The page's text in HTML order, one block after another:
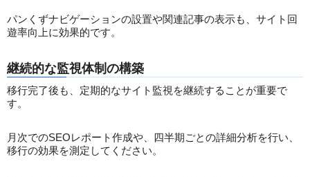
パンくずナビゲーションの設置や関連記事の表示も、サイト回
遊率向上に効果的です。
継続的な監視体制の構築
移行完了後も、定期的なサイト監視を継続することが重要で
す。
月次でのSEOレポート作成や、四半期ごとの詳細分析を行い、
移行の効果を測定してください。